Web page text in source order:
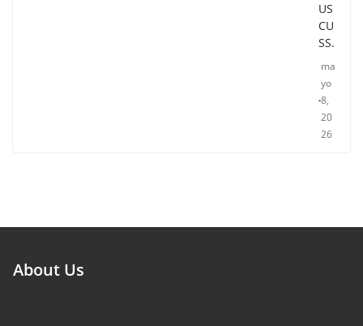
US
CU
SS.
ma
yo
8,
20
26
About Us